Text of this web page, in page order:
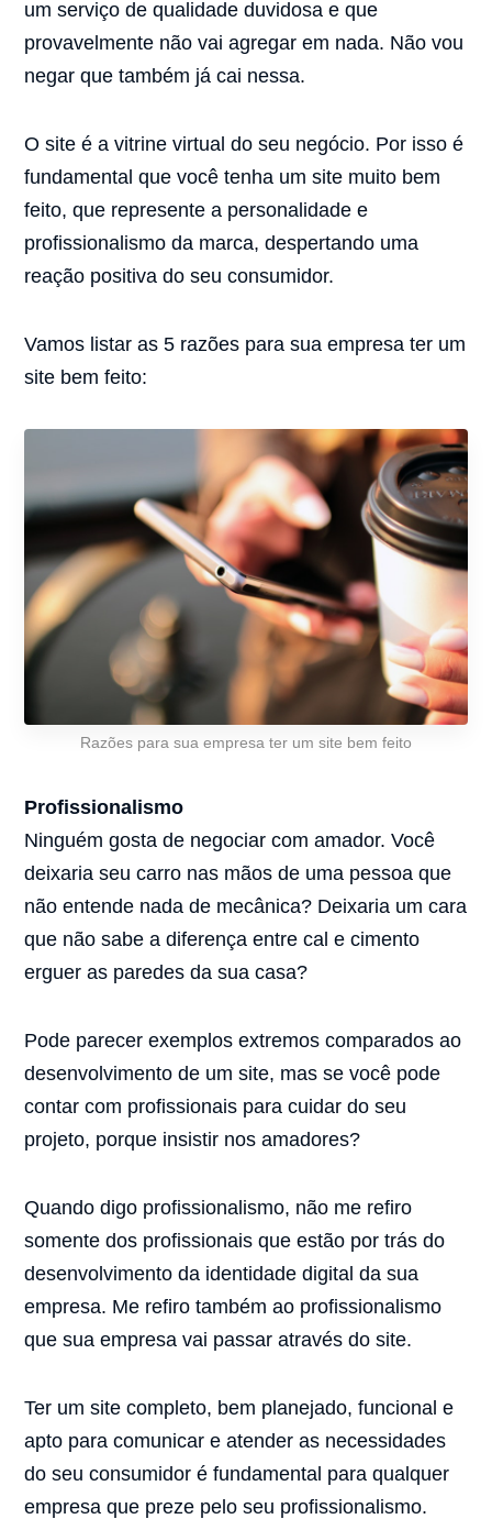
um serviço de qualidade duvidosa e que
provavelmente não vai agregar em nada. Não vou
negar que também já cai nessa.
O site é a vitrine virtual do seu negócio. Por isso é
fundamental que você tenha um site muito bem
feito, que represente a personalidade e
profissionalismo da marca, despertando uma
reação positiva do seu consumidor.
Vamos listar as 5 razões para sua empresa ter um
site bem feito:
Razões para sua empresa ter um site bem feito
Profissionalismo
Ninguém gosta de negociar com amador. Você
deixaria seu carro nas mãos de uma pessoa que
não entende nada de mecânica? Deixaria um cara
que não sabe a diferença entre cal e cimento
erguer as paredes da sua casa?
Pode parecer exemplos extremos comparados ao
desenvolvimento de um site, mas se você pode
contar com profissionais para cuidar do seu
projeto, porque insistir nos amadores?
Quando digo profissionalismo, não me refiro
somente dos profissionais que estão por trás do
desenvolvimento da identidade digital da sua
empresa. Me refiro também ao profissionalismo
que sua empresa vai passar através do site.
Ter um site completo, bem planejado, funcional e
apto para comunicar e atender as necessidades
do seu consumidor é fundamental para qualquer
empresa que preze pelo seu profissionalismo.